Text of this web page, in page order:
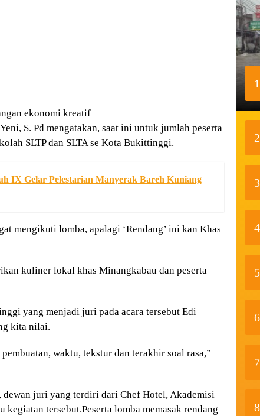
ekonomi kreatif
S. Pd mengatakan, saat ini untuk jumlah peserta
SLTP dan SLTA se Kota Bukittinggi.
IX Gelar Pelestarian Manyerak Bareh Kuniang
mengikuti lomba, apalagi ‘Rendang’ ini kan Khas
kuliner lokal khas Minangkabau dan peserta
yang menjadi juri pada acara tersebut Edi
kita nilai.
waktu, tekstur dan terakhir soal rasa,”
juri yang terdiri dari Chef Hotel, Akademisi
tersebut.Peserta lomba memasak rendang
1
2
3
4
5
6
7
8